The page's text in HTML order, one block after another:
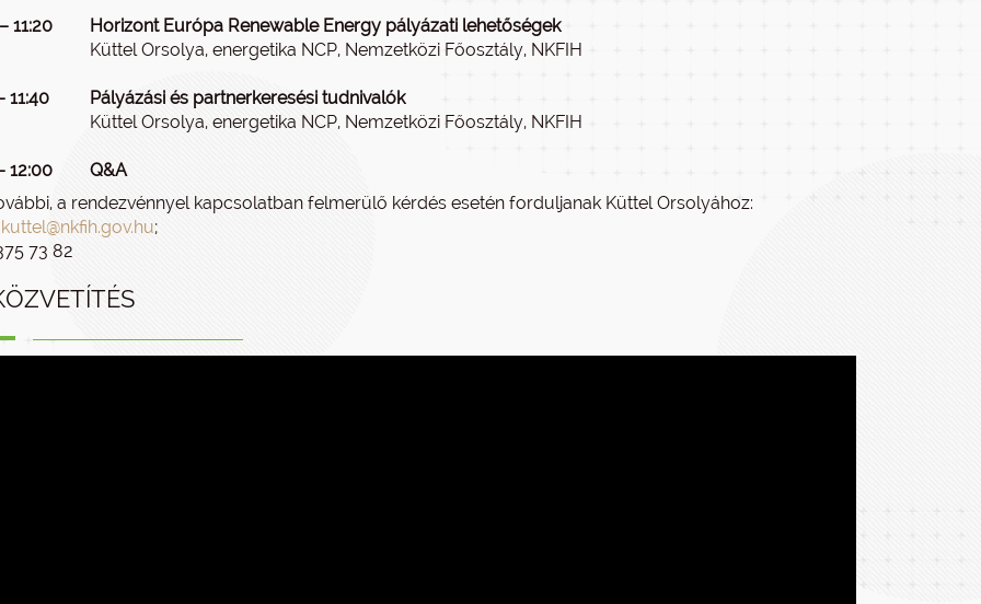
11:20
Horizont Európa Renewable Energy pályázati lehetőségek
Küttel Orsolya, energetika NCP, Nemzetközi Főosztály, NKFIH
11:40
Pályázási és partnerkeresési tudnivalók
Küttel Orsolya, energetika NCP, Nemzetközi Főosztály, NKFIH
12:00
Q&A
a rendezvénnyel kapcsolatban felmerülő kérdés esetén forduljanak Küttel Orsolyához:
;
73 82